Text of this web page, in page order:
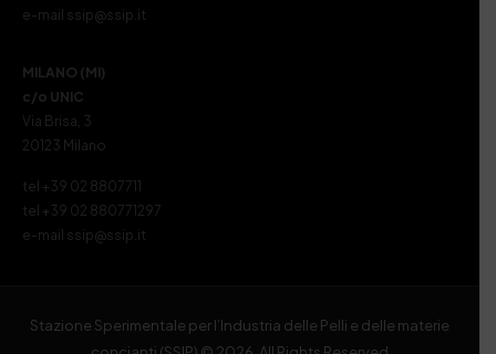
e-mail ssip@ssip.it
MILANO (MI)
c/o UNIC
Via Brisa, 3
20123 Milano
tel +39 02 8807711
tel +39 02 880771297
e-mail ssip@ssip.it
Stazione Sperimentale per l’Industria delle Pelli e delle materie